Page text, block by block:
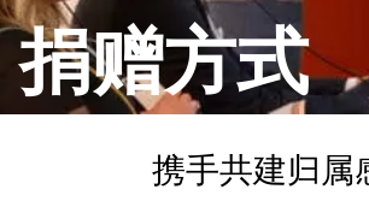
捐赠方式
携手共建归属